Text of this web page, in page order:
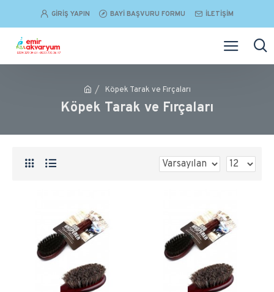
GIRIŞ YAPIN BAYI BAŞVURU FORMU İLETIŞIM
Köpek Tarak ve Fırçaları
Köpek Tarak ve Fırçaları